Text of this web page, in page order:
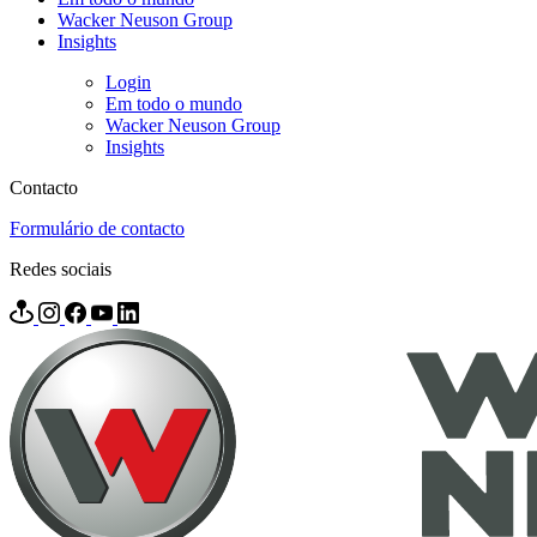
Wacker Neuson Group
Insights
Login
Em todo o mundo
Wacker Neuson Group
Insights
Contacto
Formulário de contacto
Redes sociais